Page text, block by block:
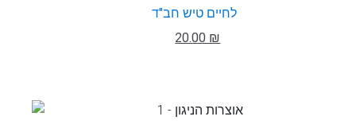
לחיים טיש חב"ד
20.00 ₪